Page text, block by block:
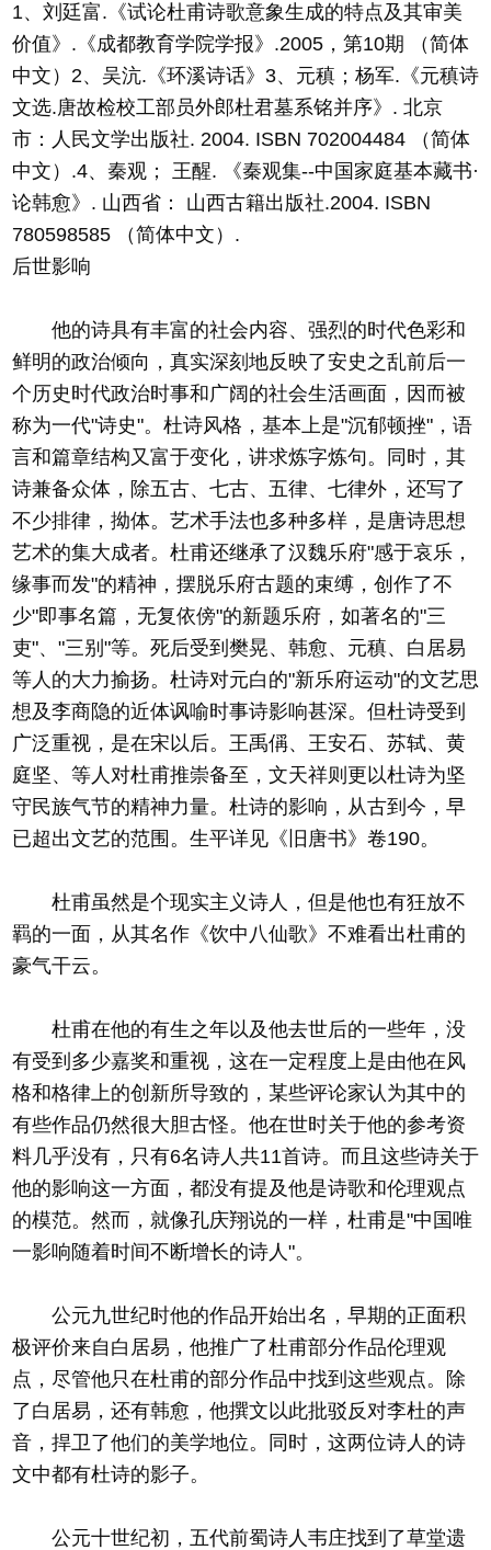
1、刘廷富.《试论杜甫诗歌意象生成的特点及其审美
价值》.《成都教育学院学报》.2005，第10期 （简体
中文）2、吴沆.《环溪诗话》3、元稹；杨军.《元稹诗
文选.唐故检校工部员外郎杜君墓系铭并序》. 北京
市：人民文学出版社. 2004. ISBN 702004484 （简体
中文）.4、秦观； 王醒. 《秦观集--中国家庭基本藏书·
论韩愈》. 山西省： 山西古籍出版社.2004. ISBN
780598585 （简体中文）.
后世影响
他的诗具有丰富的社会内容、强烈的时代色彩和
鲜明的政治倾向，真实深刻地反映了安史之乱前后一
个历史时代政治时事和广阔的社会生活画面，因而被
称为一代"诗史"。杜诗风格，基本上是"沉郁顿挫"，语
言和篇章结构又富于变化，讲求炼字炼句。同时，其
诗兼备众体，除五古、七古、五律、七律外，还写了
不少排律，拗体。艺术手法也多种多样，是唐诗思想
艺术的集大成者。杜甫还继承了汉魏乐府"感于哀乐，
缘事而发"的精神，摆脱乐府古题的束缚，创作了不
少"即事名篇，无复依傍"的新题乐府，如著名的"三
吏"、"三别"等。死后受到樊晃、韩愈、元稹、白居易
等人的大力揄扬。杜诗对元白的"新乐府运动"的文艺思
想及李商隐的近体讽喻时事诗影响甚深。但杜诗受到
广泛重视，是在宋以后。王禹偁、王安石、苏轼、黄
庭坚、等人对杜甫推崇备至，文天祥则更以杜诗为坚
守民族气节的精神力量。杜诗的影响，从古到今，早
已超出文艺的范围。生平详见《旧唐书》卷190。
杜甫虽然是个现实主义诗人，但是他也有狂放不
羁的一面，从其名作《饮中八仙歌》不难看出杜甫的
豪气干云。
杜甫在他的有生之年以及他去世后的一些年，没
有受到多少嘉奖和重视，这在一定程度上是由他在风
格和格律上的创新所导致的，某些评论家认为其中的
有些作品仍然很大胆古怪。他在世时关于他的参考资
料几乎没有，只有6名诗人共11首诗。而且这些诗关于
他的影响这一方面，都没有提及他是诗歌和伦理观点
的模范。然而，就像孔庆翔说的一样，杜甫是"中国唯
一影响随着时间不断增长的诗人"。
公元九世纪时他的作品开始出名，早期的正面积
极评价来自白居易，他推广了杜甫部分作品伦理观
点，尽管他只在杜甫的部分作品中找到这些观点。除
了白居易，还有韩愈，他撰文以此批驳反对李杜的声
音，捍卫了他们的美学地位。同时，这两位诗人的诗
文中都有杜诗的影子。
公元十世纪初，五代前蜀诗人韦庄找到了草堂遗